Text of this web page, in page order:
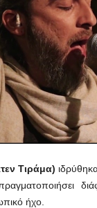
Τιράμα)
ήχο.